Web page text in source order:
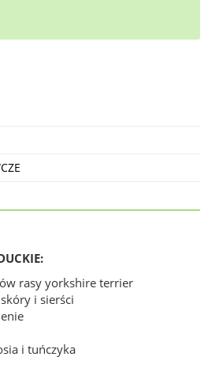
rasy yorkshire terrier
i sierści
i tuńczyka